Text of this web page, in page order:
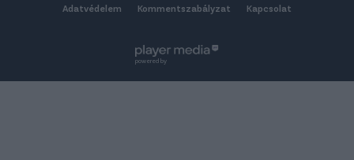
Adatvédelem Kommentszabályzat Kapcsolat
powered by